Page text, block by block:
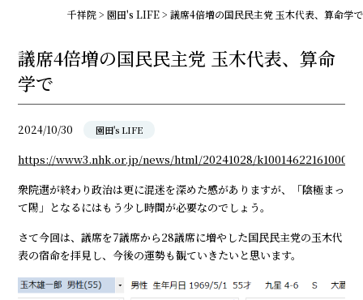
千祥院> 園田's LIFE> 議席4倍増の国民民主党 玉木代表、算命学で
議席4倍増の国民民主党 玉木代表、算命
学で
2024/10/30 園田's LIFE
https://www3.nhk.or.jp/news/html/20241028/
衆院選が終わり政治は更に混迷を深めた感がありますが、「陰極まっ
て陽」となるにはもう少し時間が必要なのでしょう。
さて今回は、議席を7議席から28議席に増やした国民民主党の玉木代
表の宿命を拝見し、今後の運勢も観ていきたいと思います。